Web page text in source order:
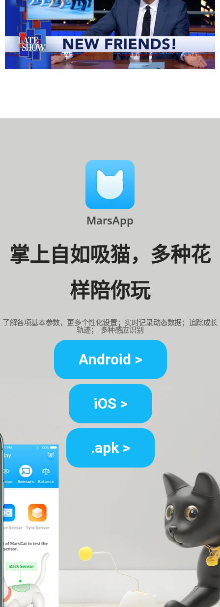
MarsApp
掌上自如吸猫，多种花
样陪你玩
了解各项基本参数，更多个性化设置；实时记录动态数据；追踪成长
轨迹； 多种感应识别
Android >
iOS >
.apk >